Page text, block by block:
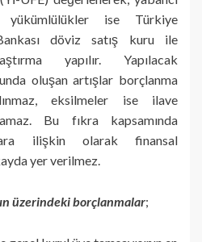
ise Türkiye
döviz satış kuru ile
yapılır. Yapılacak
oluşan artışlar borçlanma
eksilmeler ise ilave
Bu fıkra kapsamında
ilişkin olarak finansal
yer verilmez.
üzerindeki borçlanmalar;